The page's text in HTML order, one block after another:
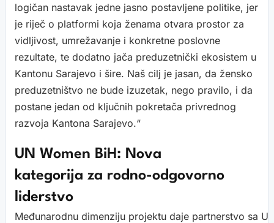
logičan nastavak jedne jasno postavljene politike, jer
je riječ o platformi koja ženama otvara prostor za
vidljivost, umrežavanje i konkretne poslovne
rezultate, te dodatno jača preduzetnički ekosistem u
Kantonu Sarajevo i šire. Naš cilj je jasan, da žensko
preduzetništvo ne bude izuzetak, nego pravilo, i da
postane jedan od ključnih pokretača privrednog
razvoja Kantona Sarajevo.“
UN Women BiH: Nova
kategorija za rodno-odgovorno
liderstvo
Međunarodnu dimenziju projektu daje partnerstvo sa